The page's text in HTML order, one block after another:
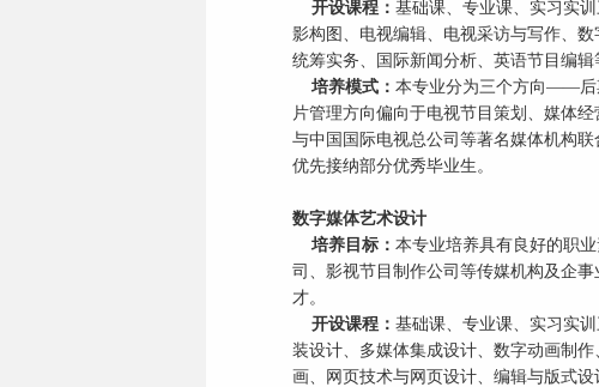
开设课程： 基础课、专业课、实习实
影构图、电视编辑、电视采访与写作、
统筹实务、国际新闻分析、英语节目编辑
培养模式： 本专业分为三个方向——后
片管理方向偏向于电视节目策划、媒体
与中国国际电视总公司等著名媒体机构
优先接纳部分优秀毕业生。
数字媒体艺术设计
培养目标： 本专业培养具有良好的职
司、影视节目制作公司等传媒机构及企
才。
开设课程： 基础课、专业课、实习实
装设计、多媒体集成设计、数字动画制
画、网页技术与网页设计、编辑与版式设